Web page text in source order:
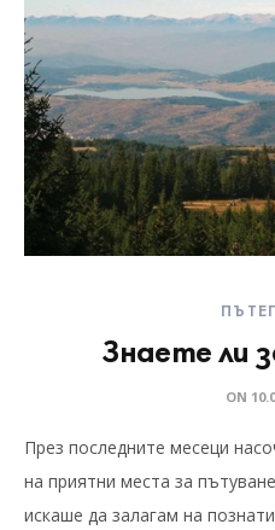
Знаете ли
ON
През последните месеци
на приятни места за
искаше да залагам на